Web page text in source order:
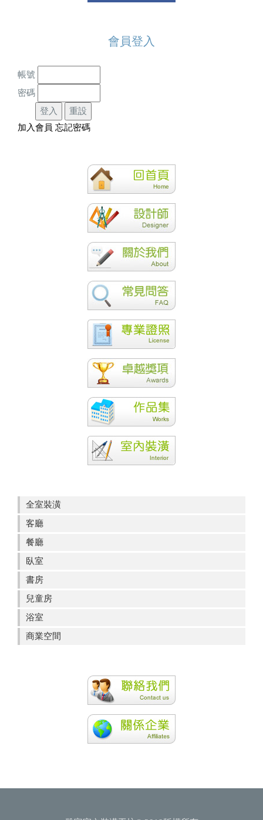
會員登入
帳號
密碼
加入會員 忘記密碼
全室裝潢
客廳
餐廳
臥室
書房
兒童房
浴室
商業空間